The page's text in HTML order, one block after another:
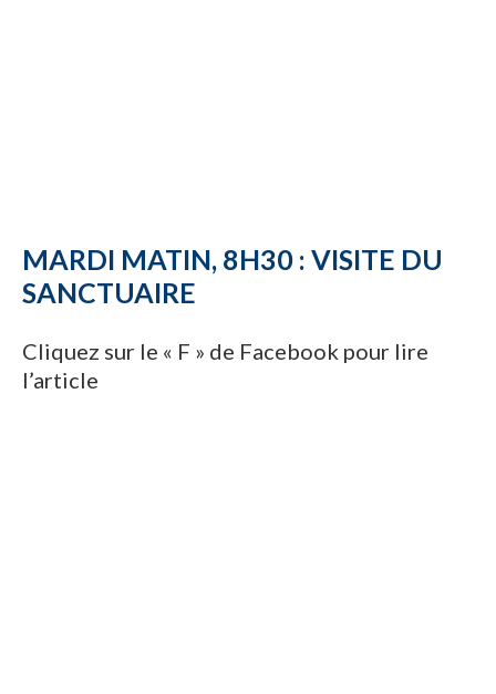
MARDI MATIN, 8H30 : VISITE DU
SANCTUAIRE
Cliquez sur le « F » de Facebook pour lire
l’article